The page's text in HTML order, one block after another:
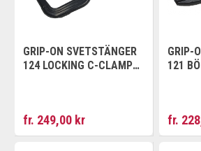
GRIP-ON SVETSTÄNGER
124 LOCKING C-CLAMP
fr. 249,00 kr
GRIP-
121
fr.